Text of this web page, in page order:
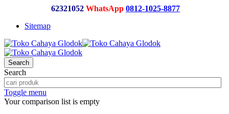
62321052 WhatsApp 0812-1025-8877
Sitemap
Search
Search
Toggle menu
Your comparison list is empty